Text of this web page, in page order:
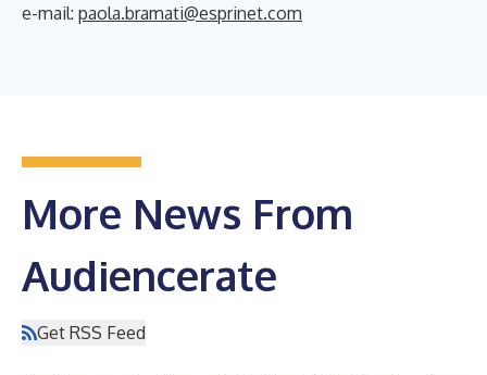
e-mail: paola.bramati@esprinet.com
More News From
Audiencerate
Get RSS Feed